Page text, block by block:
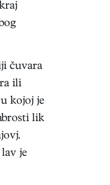
čuvara
ili
kojoj je
lik
je